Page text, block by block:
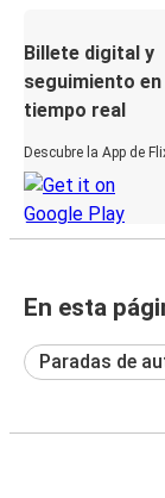
Billete digital y
seguimiento en
tiempo real
Descubre la App de
En esta
Paradas de